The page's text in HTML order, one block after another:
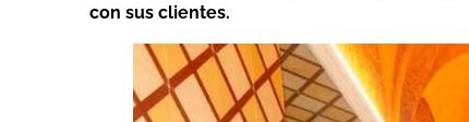
con sus clientes.